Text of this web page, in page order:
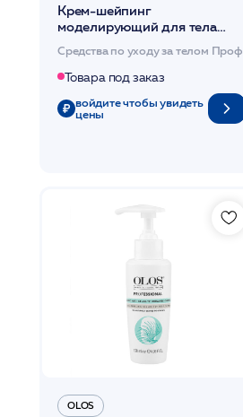
Крем-шейпинг
моделирующий для тела
Средства по уходу за телом Проф.
Товара под заказ
войдите чтобы увидеть
цены
OLOS